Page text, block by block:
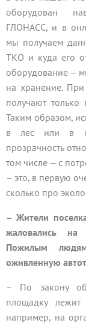
оборудован
ГЛОНАСС, и в
мы получаем
ТКО и куда его
оборудование ‒
на хранение.
получают только
Таким образом,
в лес или в
прозрачность
том числе ‒ с
– это, в первую
сколько про
– Жители
жаловались на
Пожилым
оживленную
– По закону
площадку лежит
например, на